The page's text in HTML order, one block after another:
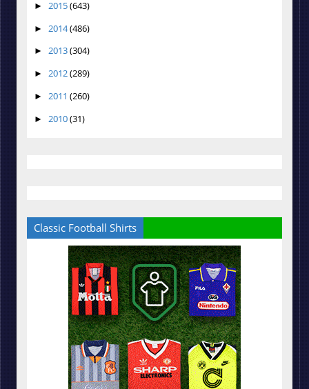
► 2015(643)
► 2014(486)
► 2013(304)
► 2012(289)
► 2011 (260)
► 2010(31)
Classic Football Shirts